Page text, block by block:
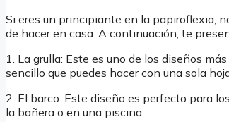
Si eres un principiante en la papiroflexia,
de hacer en casa. A continuación, te
1. La grulla: Este es uno de los diseños
sencillo que puedes hacer con una sola
2. El barco: Este diseño es perfecto para
la bañera o en una piscina.